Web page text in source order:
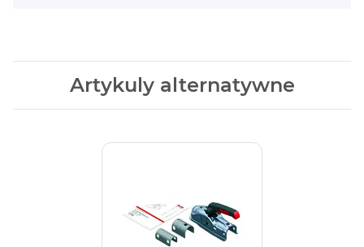
Artykuly alternatywne